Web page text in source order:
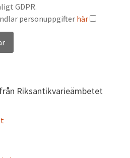
GDPR.
personuppgifter här
Riksantikvarieämbetet